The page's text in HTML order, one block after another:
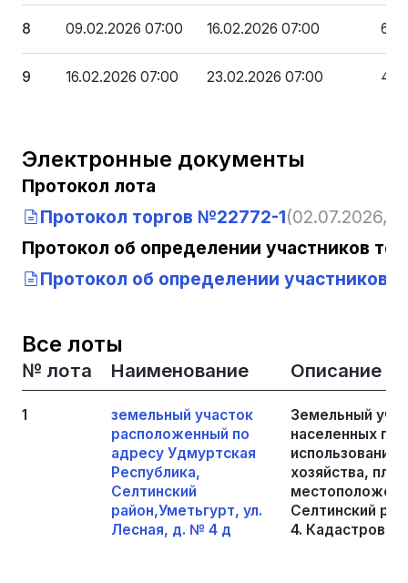
8 09.02.2026 07:00 16.02.2026 07:00 66
9 16.02.2026 07:00 23.02.2026 07:00 44
Электронные документы
Протокол лота
Протокол торгов №22772-1(02.07.2026,
Протокол об определении участников
Протокол об определении участников
Все лоты
№ лота Наименование Описание
1
земельный участок
расположенный по
адресу Удмуртская
Республика,
Селтинский
район,Уметьгурт, ул.
Лесная, д. № 4 д
Земельный
населенных
хозяйства,
Селтинский
4. Кадастровый